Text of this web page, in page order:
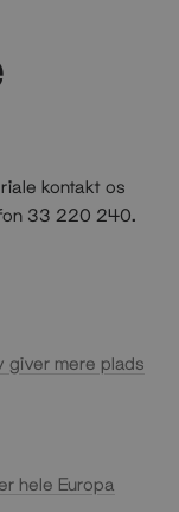
kontakt os
33 220 240.
giver mere plads
hele Europa